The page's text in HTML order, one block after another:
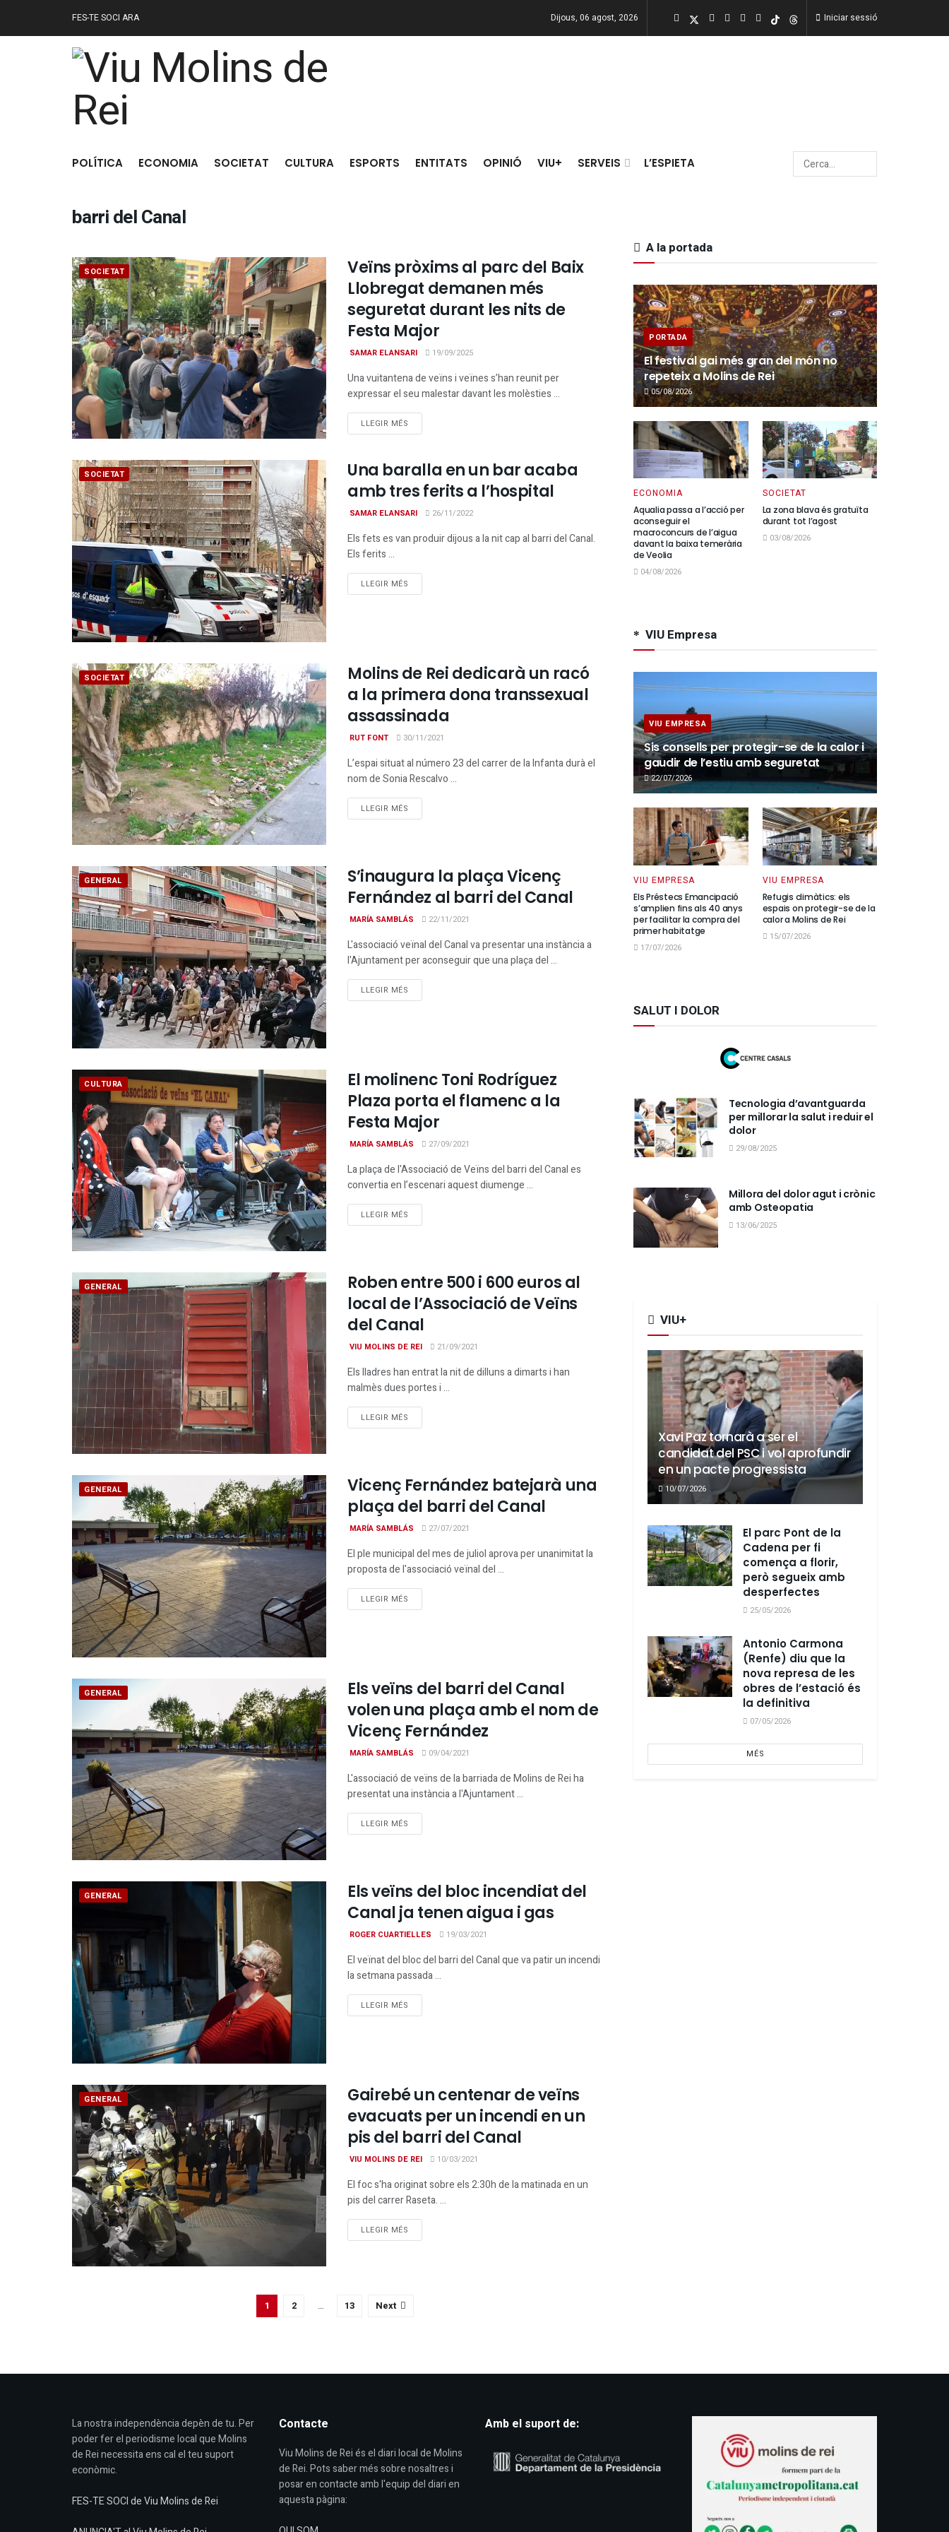
FES-TE SOCI ARA Dijous, 06 agost, 2026 Iniciar sessió
POLÍTICA ECONOMIA SOCIETAT CULTURA ESPORTS ENTITATS OPINIÓ VIU+ SERVEIS L’ESPIETA
barri del Canal
SOCIETAT
Veïns pròxims al parc del Baix
Llobregat demanen més
seguretat durant les nits de
Festa Major
SAMAR ELANSARI 19/09/2025
Una vuitantena de veïns i veïnes s’han reunit per
expressar el seu malestar davant les molèsties ...
LLEGIR MÉS
SOCIETAT
Una baralla en un bar acaba
amb tres ferits a l’hospital
SAMAR ELANSARI 26/11/2022
Els fets es van produir dijous a la nit cap al barri del Canal.
Els ferits ...
LLEGIR MÉS
SOCIETAT
Molins de Rei dedicarà un racó
a la primera dona transsexual
assassinada
RUT FONT 30/11/2021
L’espai situat al número 23 del carrer de la Infanta durà el
nom de Sonia Rescalvo ...
LLEGIR MÉS
GENERAL
S’inaugura la plaça Vicenç
Fernández al barri del Canal
MARÍA SAMBLÁS 22/11/2021
L'associació veïnal del Canal va presentar una instància a
l'Ajuntament per aconseguir que una plaça del ...
LLEGIR MÉS
CULTURA
El molinenc Toni Rodríguez
Plaza porta el flamenc a la
Festa Major
MARÍA SAMBLÁS 27/09/2021
La plaça de l'Associació de Veïns del barri del Canal es
convertia en l’escenari aquest diumenge ...
LLEGIR MÉS
GENERAL
Roben entre 500 i 600 euros al
local de l’Associació de Veïns
del Canal
VIU MOLINS DE REI 21/09/2021
Els lladres han entrat la nit de dilluns a dimarts i han
malmès dues portes i ...
LLEGIR MÉS
GENERAL
Vicenç Fernández batejarà una
plaça del barri del Canal
MARÍA SAMBLÁS 27/07/2021
El ple municipal del mes de juliol aprova per unanimitat la
proposta de l'associació veïnal del ...
LLEGIR MÉS
GENERAL
Els veïns del barri del Canal
volen una plaça amb el nom de
Vicenç Fernández
MARÍA SAMBLÁS 09/04/2021
L'associació de veïns de la barriada de Molins de Rei ha
presentat una instància a l'Ajuntament ...
LLEGIR MÉS
GENERAL
Els veïns del bloc incendiat del
Canal ja tenen aigua i gas
ROGER CUARTIELLES 19/03/2021
El veïnat del bloc del barri del Canal que va patir un incendi
la setmana passada ...
LLEGIR MÉS
GENERAL
Gairebé un centenar de veïns
evacuats per un incendi en un
pis del barri del Canal
VIU MOLINS DE REI 10/03/2021
El foc s'ha originat sobre els 2:30h de la matinada en un
pis del carrer Raseta. ...
LLEGIR MÉS
1 2 … 13 Next
A la portada
PORTADA
El festival gai més gran del món no
repeteix a Molins de Rei
05/08/2026
ECONOMIA
Aqualia passa a l’acció per
aconseguir el
macroconcurs de l’aigua
davant la baixa temerària
de Veolia
04/08/2026
SOCIETAT
La zona blava és gratuïta
durant tot l’agost
03/08/2026
VIU Empresa
VIU EMPRESA
Sis consells per protegir-se de la calor i
gaudir de l’estiu amb seguretat
22/07/2026
VIU EMPRESA
Els Préstecs Emancipació
s’amplien fins als 40 anys
per facilitar la compra del
primer habitatge
17/07/2026
VIU EMPRESA
Refugis climàtics: els
espais on protegir-se de la
calor a Molins de Rei
15/07/2026
SALUT I DOLOR
Tecnologia d’avantguarda
per millorar la salut i reduir el
dolor
29/08/2025
Millora del dolor agut i crònic
amb Osteopatia
13/06/2025
VIU+
Xavi Paz tornarà a ser el
candidat del PSC i vol aprofundir
en un pacte progressista
10/07/2026
El parc Pont de la
Cadena per fi
comença a florir,
però segueix amb
desperfectes
25/05/2026
Antonio Carmona
(Renfe) diu que la
nova represa de les
obres de l’estació és
la definitiva
07/05/2026
MÉS
La nostra independència depèn de tu. Per
poder fer el periodisme local que Molins
de Rei necessita ens cal el teu suport
econòmic.
FES-TE SOCI de Viu Molins de Rei
Contacte
Viu Molins de Rei és el diari local de Molins
de Rei. Pots saber més sobre nosaltres i
posar en contacte amb l'equip del diari en
aquesta pàgina:
Amb el suport de: